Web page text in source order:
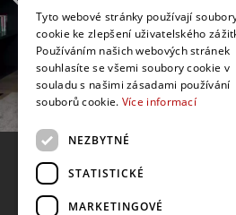
Tyto webové stránky používají
cookie ke zlepšení uživatelského
Používáním našich webových stránek
souhlasíte se všemi soubory cookie v
souladu s našimi zásadami používání
souborů cookie. Více informací
NEZBYTNÉ
STATISTICKÉ
MARKETINGOVÉ